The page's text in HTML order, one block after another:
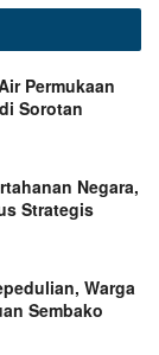
Permukaan
Sorotan
Negara,
Strategis
Warga
Sembako